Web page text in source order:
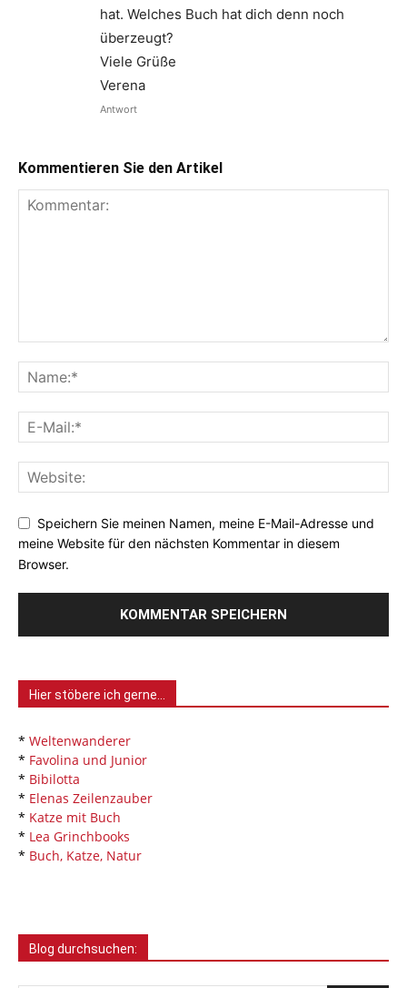
hat. Welches Buch hat dich denn noch
überzeugt?
Viele Grüße
Verena
Antwort
Kommentieren Sie den Artikel
Speichern Sie meinen Namen, meine E-Mail-Adresse und
meine Website für den nächsten Kommentar in diesem
Browser.
Hier stöbere ich gerne…
* Weltenwanderer
* Favolina und Junior
* Bibilotta
* Elenas Zeilenzauber
* Katze mit Buch
* Lea Grinchbooks
* Buch, Katze, Natur
Blog durchsuchen: